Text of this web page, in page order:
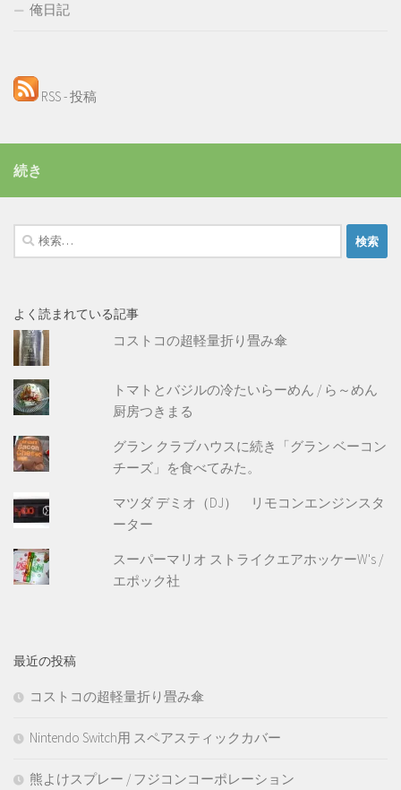
俺日記
RSS - 投稿
続き
検
索:
よく読まれている記事
コストコの超軽量折り畳み傘
トマトとバジルの冷たいらーめん / ら～めん
厨房つきまる
グラン クラブハウスに続き「グラン ベーコン
チーズ」を食べてみた。
マツダ デミオ（DJ） リモコンエンジンスタ
ーター
スーパーマリオ ストライクエアホッケーW's /
エポック社
最近の投稿
コストコの超軽量折り畳み傘
Nintendo Switch用 スペアスティックカバー
熊よけスプレー / フジコンコーポレーション